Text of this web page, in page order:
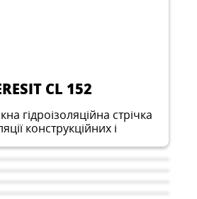
CL 152
гідроізоляційна стрічка
конструкційних і
комунікацій